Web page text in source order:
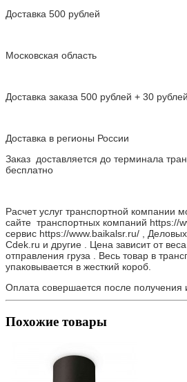
Доставка 500 рублей
Московская область
Доставка заказа 500 рублей + 30 рублей
Доставка в регионы России
Заказ доставляется до терминала
бесплатно
Расчет услуг транспортной компании
сайте транспортных компаний https://
сервис https://www.baikalsr.ru/ ,
Cdek.ru и другие . Цена зависит от
отправления груза . Весь товар в
упаковывается в жесткий короб.
Оплата совершается после получения
Похожие товары